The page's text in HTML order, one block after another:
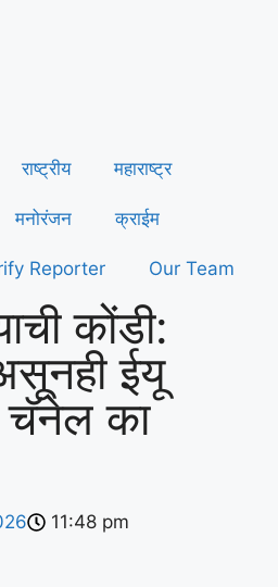
राष्ट्रीय महाराष्ट्र
मनोरंजन क्राईम
Reporter Our Team
कोंडी:
ईयू
चॅनेल का
11:48 pm